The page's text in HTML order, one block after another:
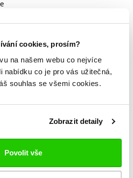
cookies, prosím?
na našem webu co nejvíce
nabídku co je pro vás užitečná,
souhlas se všemi cookies.
Zobrazit detaily
Povolit vše